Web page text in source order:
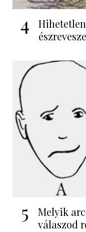
4
5
Melyik
válaszod